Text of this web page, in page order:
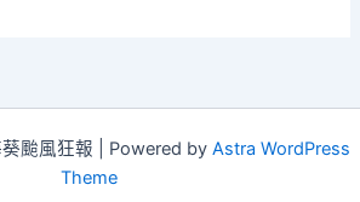
颱風狂報 | Powered by Astra WordPress
Theme